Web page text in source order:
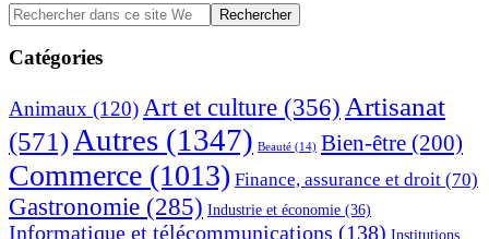
Barre
latérale
principale
Rechercher
dans
ce
site
Catégories
Animaux (120) Art et culture (356) Artisanat
(571) Autres (1347) Beauté (14) Bien-être (200)
Commerce (1013) Finance, assurance et droit (70)
Gastronomie (285) Industrie et économie (36)
Informatique et télécommunications (138) Institutions